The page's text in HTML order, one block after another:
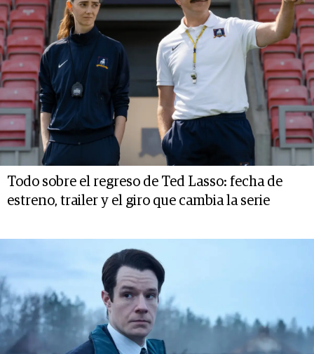
Todo sobre el regreso de Ted Lasso: fecha de
estreno, trailer y el giro que cambia la serie